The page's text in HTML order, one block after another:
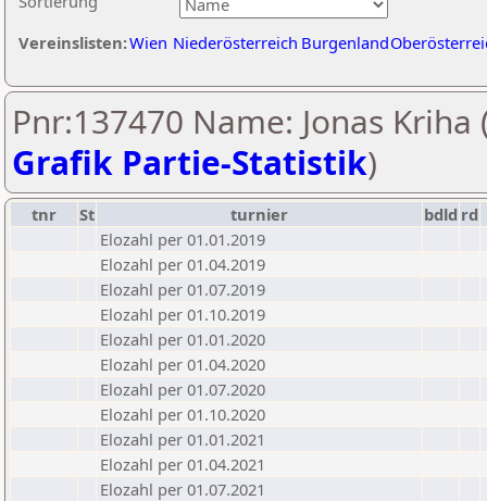
Vereinslisten:Wien Niederösterreich Burgenland
Pnr:137470 Name: Jonas Kriha
Grafik Partie-Statistik)
tnr St turnier bdld rd
Elozahl per 01.01.2019
Elozahl per 01.04.2019
Elozahl per 01.07.2019
Elozahl per 01.10.2019
Elozahl per 01.01.2020
Elozahl per 01.04.2020
Elozahl per 01.07.2020
Elozahl per 01.10.2020
Elozahl per 01.01.2021
Elozahl per 01.04.2021
Elozahl per 01.07.2021